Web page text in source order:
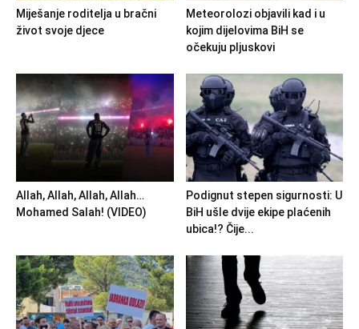
Miješanje roditelja u bračni
život svoje djece
Meteorolozi objavili kad i u
kojim dijelovima BiH se
očekuju pljuskovi
Allah, Allah, Allah, Allah…
Mohamed Salah! (VIDEO)
Podignut stepen sigurnosti: U
BiH ušle dvije ekipe plaćenih
ubica!? Čije...